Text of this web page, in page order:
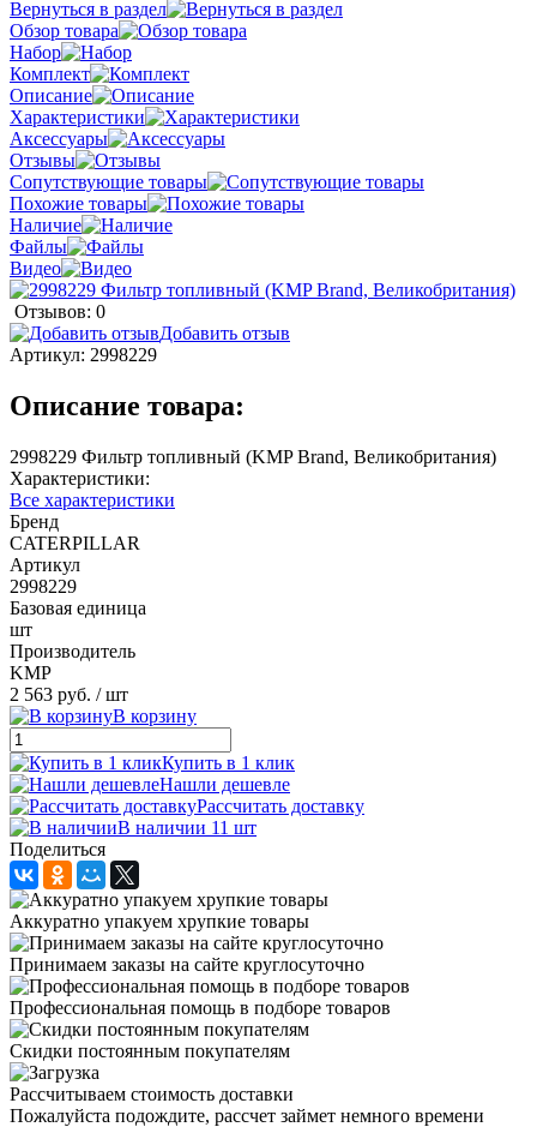
Вернуться в раздел
Обзор товара
Набор
Комплект
Описание
Характеристики
Аксессуары
Отзывы
Сопутствующие товары
Похожие товары
Наличие
Файлы
Видео
Отзывов: 0
Добавить отзыв
Артикул: 2998229
Описание товара:
2998229 Фильтр топливный (KMP Brand, Великобритания)
Характеристики:
Все характеристики
Бренд
CATERPILLAR
Артикул
2998229
Базовая единица
шт
Производитель
KMP
2 563 руб. / шт
В корзину
Купить в 1 клик
Нашли дешевле
Рассчитать доставку
В наличии 11 шт
Поделиться
Аккуратно упакуем хрупкие товары
Принимаем заказы на сайте круглосуточно
Профессиональная помощь в подборе товаров
Скидки постоянным покупателям
Рассчитываем стоимость доставки
Пожалуйста подождите, рассчет займет немного времени